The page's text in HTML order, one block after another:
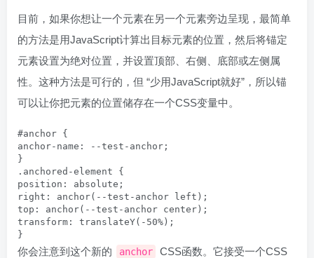
目前，如果你想让一个元素在另一个元素旁边呈现，最简单
的方法是用JavaScript计算出目标元素的位置，然后将锚定
元素设置为绝对位置，并设置顶部、右侧、底部或左侧属
性。这种方法是可行的，但 “少用JavaScript就好”，所以锚
可以让你把元素的位置储存在一个CSS变量中。
#anchor {
anchor-name: --test-anchor;
}
.anchored-element {
position: absolute;
right: anchor(--test-anchor left);
top: anchor(--test-anchor center);
transform: translateY(-50%);
你会注意到这个新的 anchor
CSS函数。它接受一个CSS